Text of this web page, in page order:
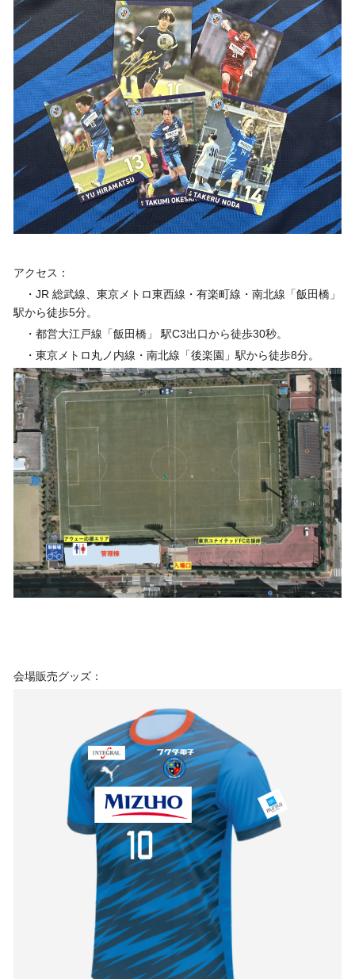
アクセス：
・JR 総武線、東京メトロ東西線・有楽町線・南北線「飯田橋」
駅から徒歩5分。
・都営大江戸線「飯田橋」 駅C3出口から徒歩30秒。
・東京メトロ丸ノ内線・南北線「後楽園」駅から徒歩8分。
会場販売グッズ：